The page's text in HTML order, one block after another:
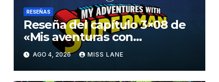
RESEÑAS
Reseña del capítulo 3×08 de
«Mis aventuras con
Superman»
AGO 4, 2026 MISS LANE